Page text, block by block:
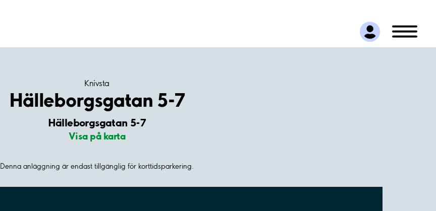
Knivsta
Hälleborgsgatan 5-7
Hälleborgsgatan 5-7
Visa på karta
Denna anläggning är endast tillgänglig för korttidsparkering.